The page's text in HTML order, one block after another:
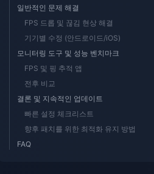
일반적인 문제 해결
FPS 드롭 및 끊김 현상 해결
기기별 수정 (안드로이드/iOS)
모니터링 도구 및 성능 벤치마크
FPS 및 핑 추적 앱
전후 비교
결론 및 지속적인 업데이트
빠른 설정 체크리스트
향후 패치를 위한 최적화 유지 방법
FAQ